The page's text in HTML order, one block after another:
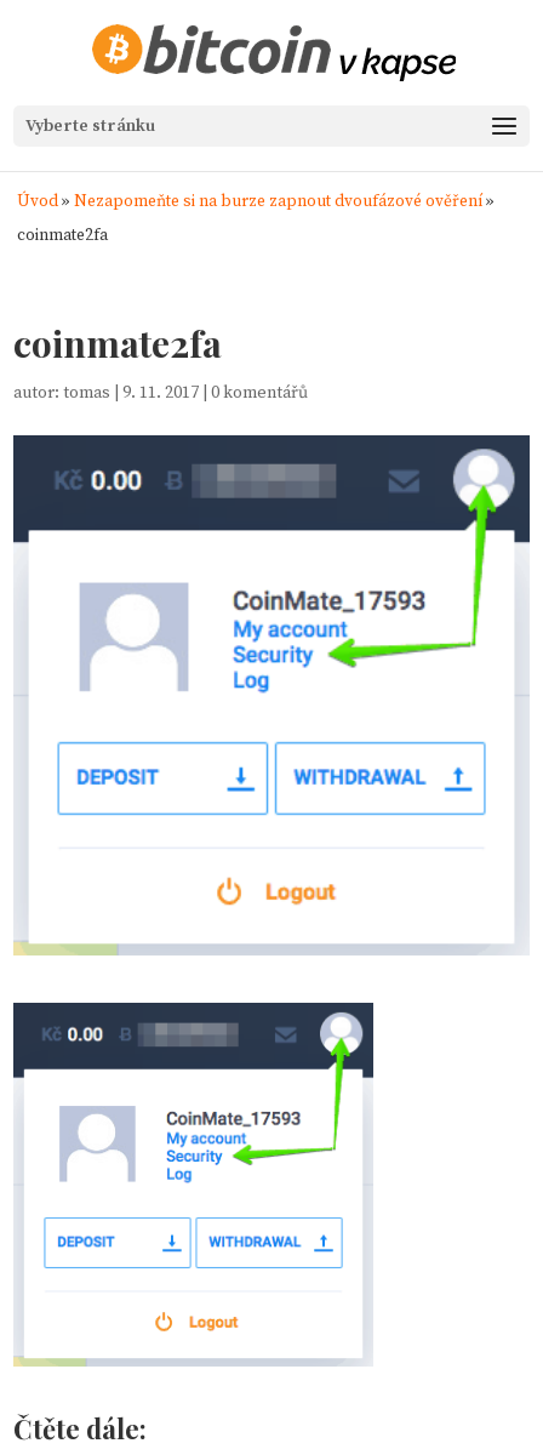
Vyberte stránku
Úvod» Nezapomeňte si na burze zapnout dvoufázové ověření»
coinmate2fa
coinmate2fa
autor:tomas |9. 11. 2017 |0 komentářů
Čtěte dále: